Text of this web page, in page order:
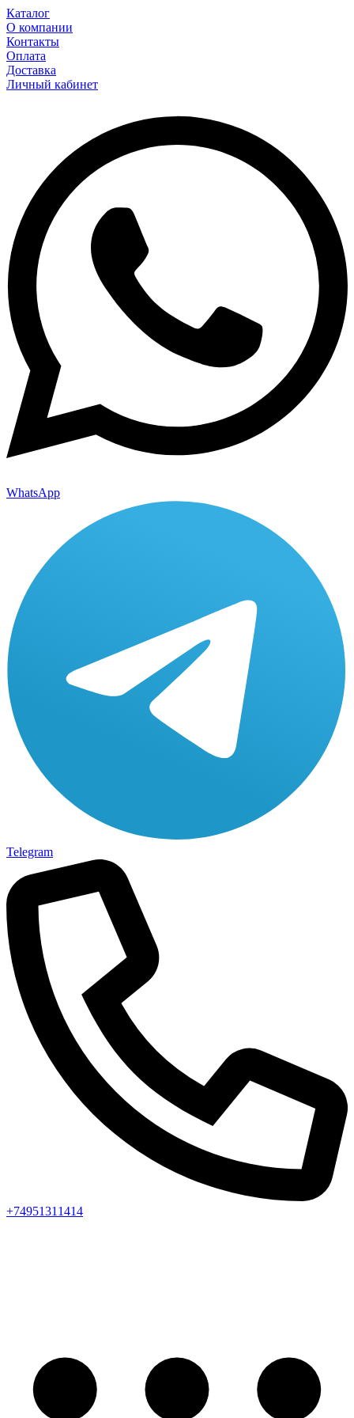
Каталог
О компании
Контакты
Оплата
Доставка
Личный кабинет
WhatsApp
Telegram
+74951311414